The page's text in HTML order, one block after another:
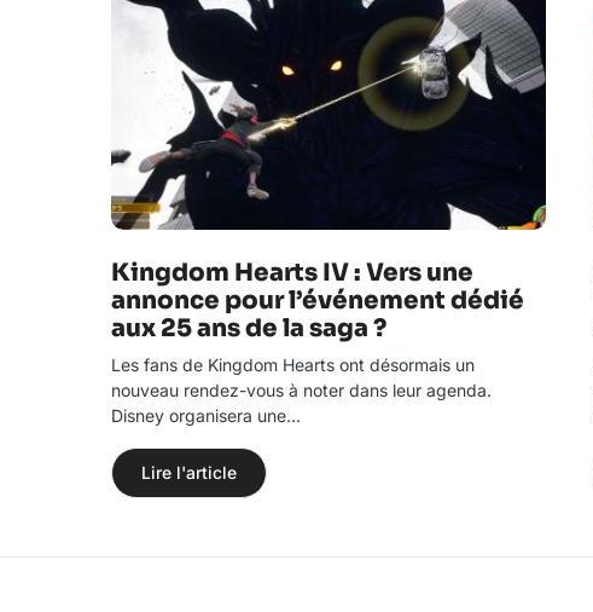
Kingdom Hearts IV : Vers une
annonce pour l’événement dédié
aux 25 ans de la saga ?
Les fans de Kingdom Hearts ont désormais un
nouveau rendez-vous à noter dans leur agenda.
Disney organisera une…
Lire l'article